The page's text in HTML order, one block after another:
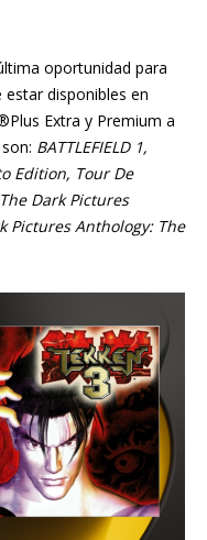
oportunidad para
disponibles en
Extra y Premium a
BATTLEFIELD 1,
Edition, Tour De
Dark Pictures
Pictures Anthology: The